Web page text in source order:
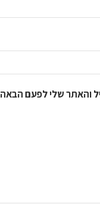
והאתר שלי לפעם